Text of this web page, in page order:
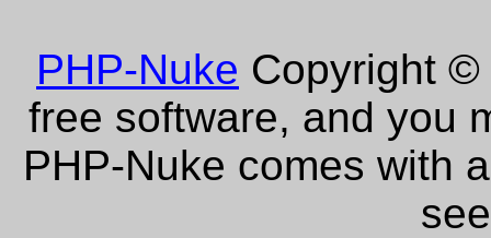
PHP-Nuke Copyright ©
free software, and you
PHP-Nuke comes with